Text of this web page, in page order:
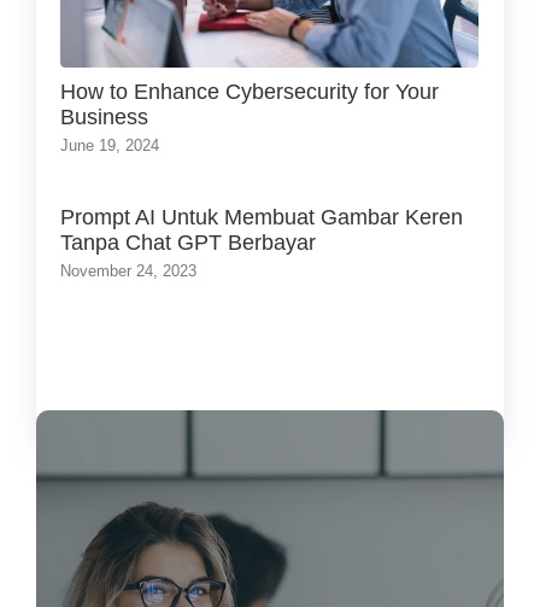
How to Enhance Cybersecurity for Your
Business
June 19, 2024
Prompt AI Untuk Membuat Gambar Keren
Tanpa Chat GPT Berbayar
November 24, 2023